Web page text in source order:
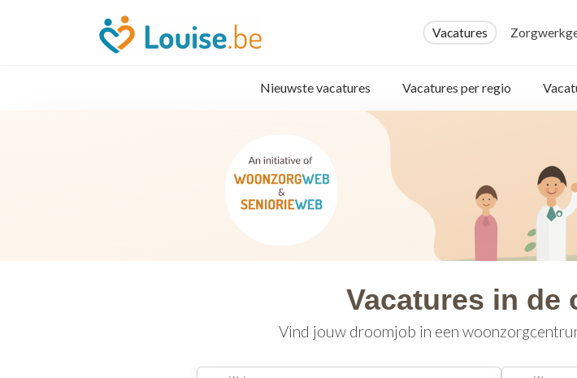
Vacatures
Nieuwste vacatures Vacatures per regio
Vacatures in de
Vind jouw droomjob in een